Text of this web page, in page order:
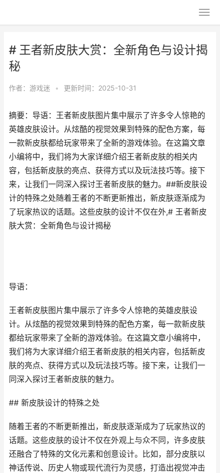
# 王者新皮肤大赏：全新角色与设计揭
秘
作者： 游戏迷 • 更新时间：2025-10-31
摘要：导语：王者新皮肤图片集中展示了许多令人惊艳的
英雄皮肤设计。从炫酷的视觉效果到特殊的配色方案，每
一款新皮肤都给玩家带来了全新的游戏体验。在这篇文章
小编将中，我们将为大家详细介绍王者新皮肤的相关内
容，包括新皮肤的亮点、获得方式以及玩法技巧等。接下
来，让我们一同深入探讨王者新皮肤的魅力。##新皮肤设
计的特殊之处随着王者的不断更新推出，新皮肤逐渐成为
了玩家热议的话题。这些皮肤的设计不仅在外,# 王者新皮
肤大赏：全新角色与设计揭秘
导语：
王者新皮肤图片集中展示了许多令人惊艳的英雄皮肤设
计。从炫酷的视觉效果到特殊的配色方案，每一款新皮肤
都给玩家带来了全新的游戏体验。在这篇文章小编将中，
我们将为大家详细介绍王者新皮肤的相关内容，包括新皮
肤的亮点、获得方式以及玩法技巧等。接下来，让我们一
同深入探讨王者新皮肤的魅力。
## 新皮肤设计的特殊之处
随着王者的不断更新推出，新皮肤逐渐成为了玩家热议的
话题。这些皮肤的设计不仅在外观上与众不同，许多皮肤
还融合了特殊的文化元素和创意设计。比如，部分皮肤以
神话传说、历史人物或现代流行为灵感，打造出视觉冲击